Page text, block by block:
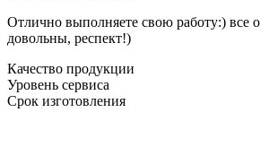
Отлично выполняете свою работу:) все
довольны, респект!)
Качество продукции
Уровень сервиса
Срок изготовления